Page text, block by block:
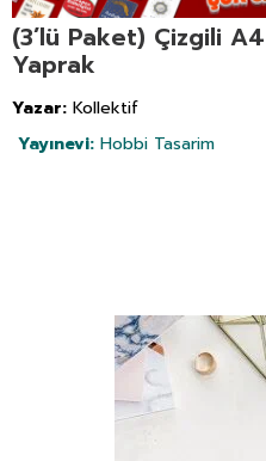
(3’lü Paket) Çizgili
Yaprak
Yazar: Kollektif
Yayınevi: Hobbi Tasarim